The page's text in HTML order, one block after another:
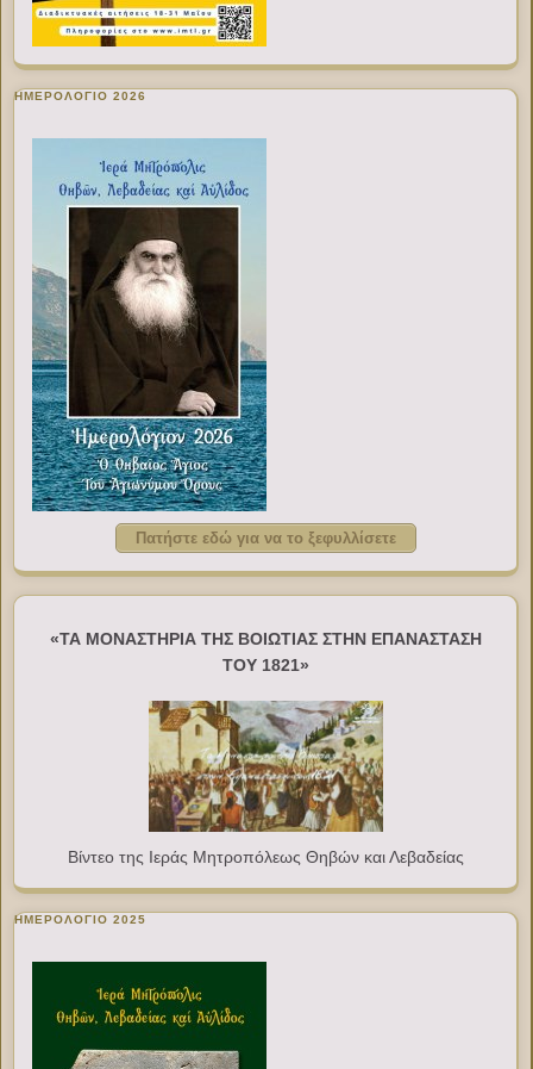
ΗΜΕΡΟΛΟΓΙΟ 2026
Πατήστε εδώ για να το ξεφυλλίσετε
«ΤΑ ΜΟΝΑΣΤΗΡΙΑ ΤΗΣ ΒΟΙΩΤΙΑΣ ΣΤΗΝ ΕΠΑΝΑΣΤΑΣΗ
ΤΟΥ 1821»
Βίντεο της Ιεράς Μητροπόλεως Θηβών και Λεβαδείας
ΗΜΕΡΟΛΟΓΙΟ 2025